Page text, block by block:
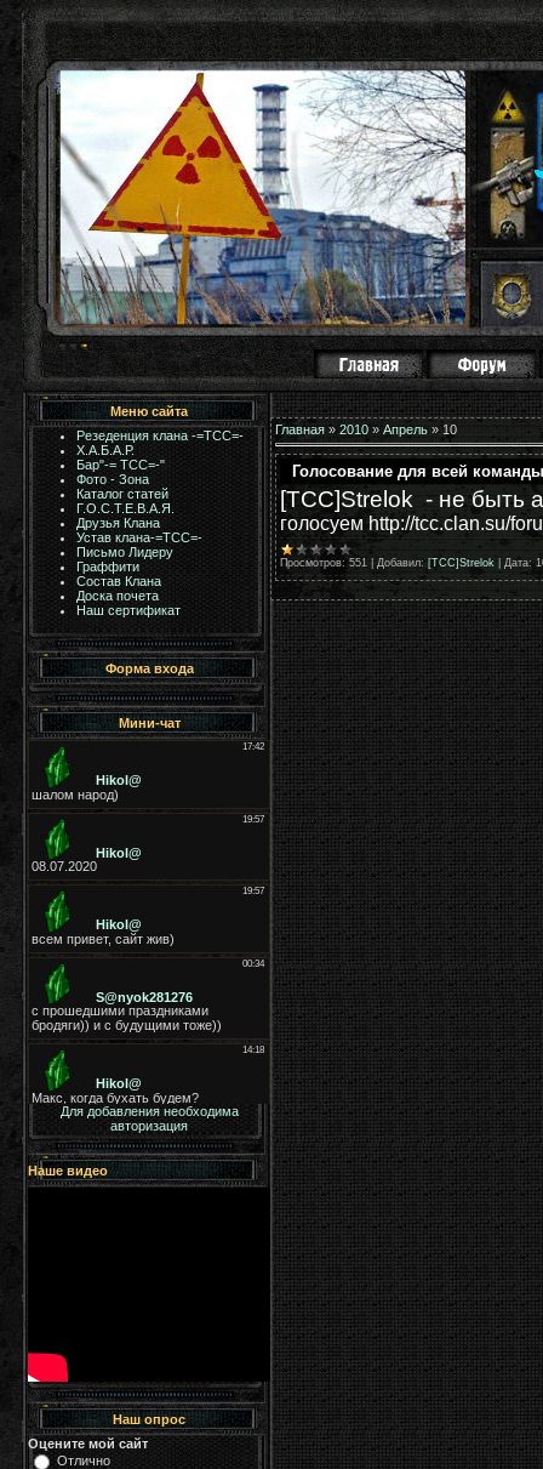
Меню сайта
Резеденция клана -=ТСС=-
Х.А.Б.А.Р.
Бар"-= TCC=-"
Фото - Зона
Каталог статей
Г.О.С.Т.Е.В.А.Я.
Друзья Клана
Устав клана-=ТСС=-
Письмо Лидеру
Граффити
Состав Клана
Доска почета
Наш сертификат
Форма входа
Мини-чат
Для добавления необходима
авторизация
Наше видео
Наш опрос
Оцените мой сайт
Отлично
Главная » 2010 » Апрель » 10
Голосование для всей команды
[TCC]Strelok - не быть
голосуем http://tcc.clan.su/
Просмотров: 551 Добавил: [TCC]Strelok Дата: